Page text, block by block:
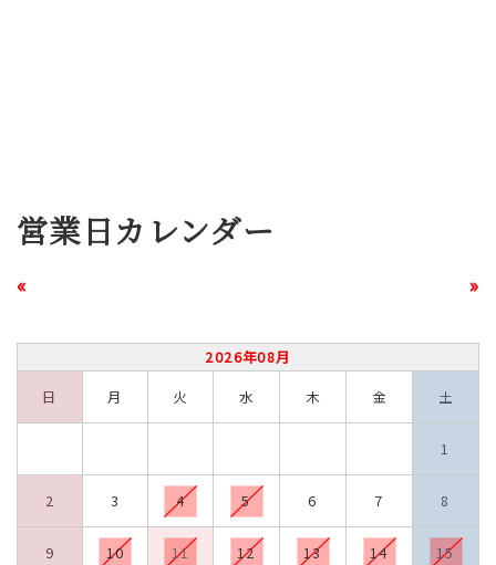
営業日カレンダー
« »
2026年08月
日
月 火 水 木 金 土
1
2 3 4 5 6 7 8
9 10 11 12 13 14 15